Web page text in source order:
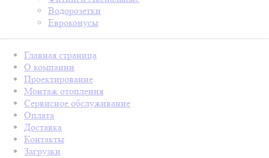
Водорозетки
Евроконусы
Главная страница
О компании
Проектирование
Монтаж отопления
Сервисное обслуживание
Оплата
Доставка
Контакты
Загрузки